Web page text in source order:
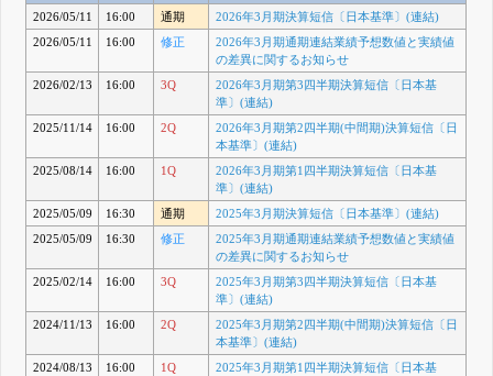
2026/05/11
16:00 通期
2026年3月期決算短信〔日本基準〕(連結)
2026/05/11
16:00 修正
2026年3月期通期連結業績予想数値と実績値
の差異に関するお知らせ
2026/02/13
16:00 3Q
2026年3月期第3四半期決算短信〔日本基
準〕(連結)
2025/11/14
16:00 2Q
2026年3月期第2四半期(中間期)決算短信〔日
本基準〕(連結)
2025/08/14
16:00 1Q
2026年3月期第1四半期決算短信〔日本基
準〕(連結)
2025/05/09
16:30 通期
2025年3月期決算短信〔日本基準〕(連結)
2025/05/09
16:30 修正
2025年3月期通期連結業績予想数値と実績値
の差異に関するお知らせ
2025/02/14
16:00 3Q
2025年3月期第3四半期決算短信〔日本基
準〕(連結)
2024/11/13
16:00 2Q
2025年3月期第2四半期(中間期)決算短信〔日
本基準〕(連結)
2024/08/13
16:00 1Q
2025年3月期第1四半期決算短信〔日本基